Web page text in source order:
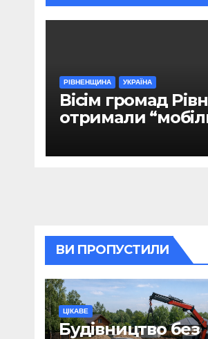
РІВНЕНЩИНА УКРАЇНА
Вісім громад
отримали
ВИ ПРОПУСТИЛИ
ЦІКАВЕ
Будівництво без